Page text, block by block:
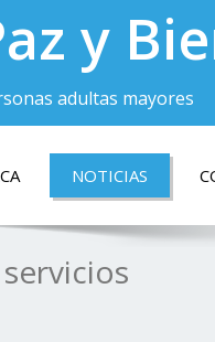
y
adultas mayores
NOTICIAS